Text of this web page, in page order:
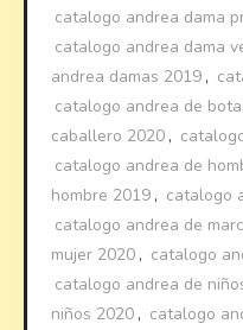
catalogo andrea dama
catalogo andrea dama
andrea damas 2019 ,
catalogo andrea de
caballero 2020 ,
catalogo andrea de
hombre 2019 , catalogo
catalogo andrea de
mujer 2020 , catalogo
catalogo andrea de
niños 2020 , catalogo